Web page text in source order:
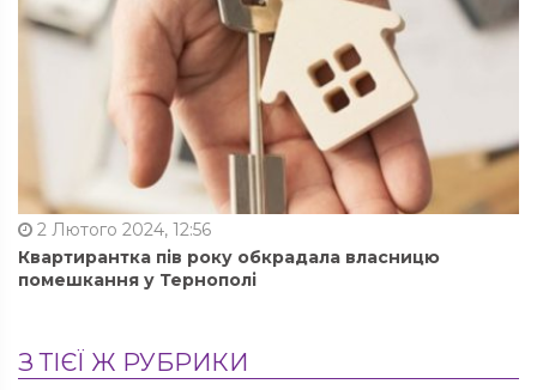
2 Лютого 2024, 12:56
Квартирантка пів року обкрадала власницю
помешкання у Тернополі
З ТІЄЇ Ж РУБРИКИ